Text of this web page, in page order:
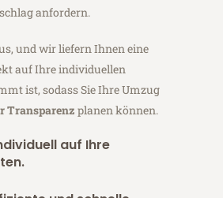
anfordern.
und wir liefern Ihnen eine
auf Ihre individuellen
ist, sodass Sie Ihre Umzug
Transparenz planen können.
auf Ihre